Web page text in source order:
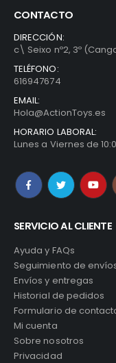
CONTACTO
DIRECCIÓN:
c\ Seixo nº2, 3º
TELÉFONO:
616947674
EMAIL:
Hola@ActionToys.es
HORARIO LABORAL:
Lunes a Viernes de
SERVICIO AL CLIENTE
Ayuda y FAQs
Seguimiento de
Envíos y entregas
Historial de pedidos
Formulario de
Mi cuenta
Sobre nosotros
Privacidad